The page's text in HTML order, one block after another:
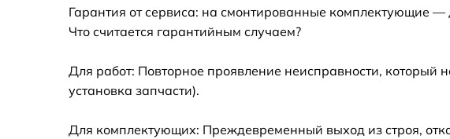
Замена электросхемы FRANKE FCT 280/M SI
Устранение засора трубопровода FRANKE
Гарантия от сервиса: на смонтированные комплектующие —
Что считается гарантийным случаем?
Для работ: Повторное проявление неисправности,
установка запчасти).
Для комплектующих: Преждевременный выход из строя,